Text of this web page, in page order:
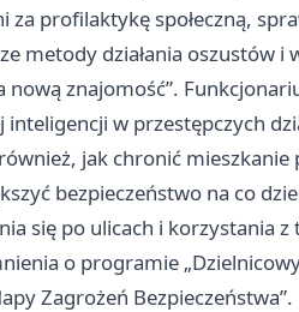
za profilaktykę społeczną,
metody działania oszustów
nową znajomość”.
w przestępczych
jak chronić
bezpieczeństwo na co
się po ulicach i korzystania
o programie
Zagrożeń Bezpieczeństwa”.